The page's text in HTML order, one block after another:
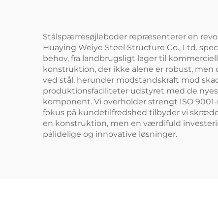
Stålspærresøjleboder repræsenterer en
Huaying Weiye Steel Structure Co., Ltd.
behov, fra landbrugsligt lager til
konstruktion, der ikke alene er robust,
ved stål, herunder modstandskraft mod
produktionsfaciliteter udstyret med de
komponent. Vi overholder strengt ISO
fokus på kundetilfredshed tilbyder vi
en konstruktion, men en værdifuld
pålidelige og innovative løsninger.